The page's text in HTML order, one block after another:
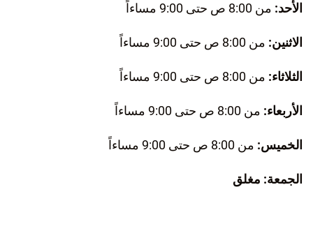
الأحد: من 8:00 ص حتى 9:00 مساءاً
الاثنين: من 8:00 ص حتى 9:00 مساءاً
الثلاثاء: من 8:00 ص حتى 9:00 مساءاً
الأربعاء: من 8:00 ص حتى 9:00 مساءاً
الخميس: من 8:00 ص حتى 9:00 مساءاً
الجمعة: مغلق